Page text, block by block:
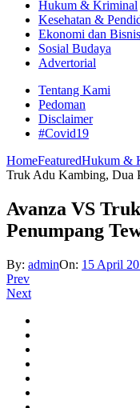
Hukum & Kriminal
Kesehatan &
Ekonomi dan Bisnis
Sosial Budaya
Advertorial
Tentang Kami
Pedoman
Disclaimer
#Covid19
HomeFeaturedHukum &
Truk Adu Kambing, Dua
Avanza VS
Penumpang
By: adminOn: 15 April
Prev
Next